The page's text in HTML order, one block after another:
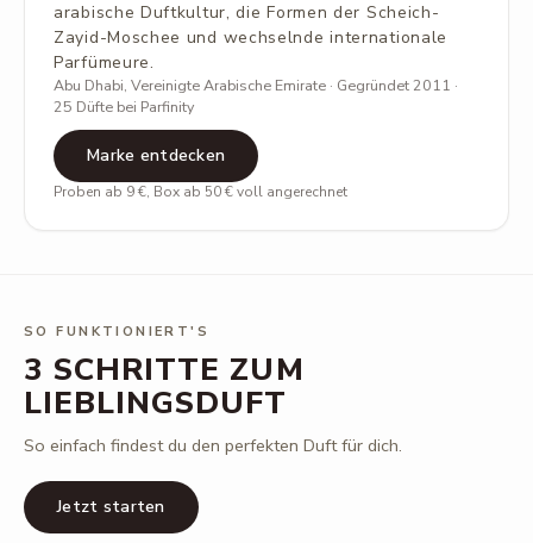
arabische Duftkultur, die Formen der Scheich-
Zayid-Moschee und wechselnde internationale
Parfümeure.
Abu Dhabi, Vereinigte Arabische Emirate · Gegründet 2011 ·
25 Düfte bei Parfinity
Marke entdecken
Proben ab 9 €, Box ab 50 € voll angerechnet
SO FUNKTIONIERT'S
3 SCHRITTE ZUM
LIEBLINGSDUFT
So einfach findest du den perfekten Duft für dich.
Jetzt starten